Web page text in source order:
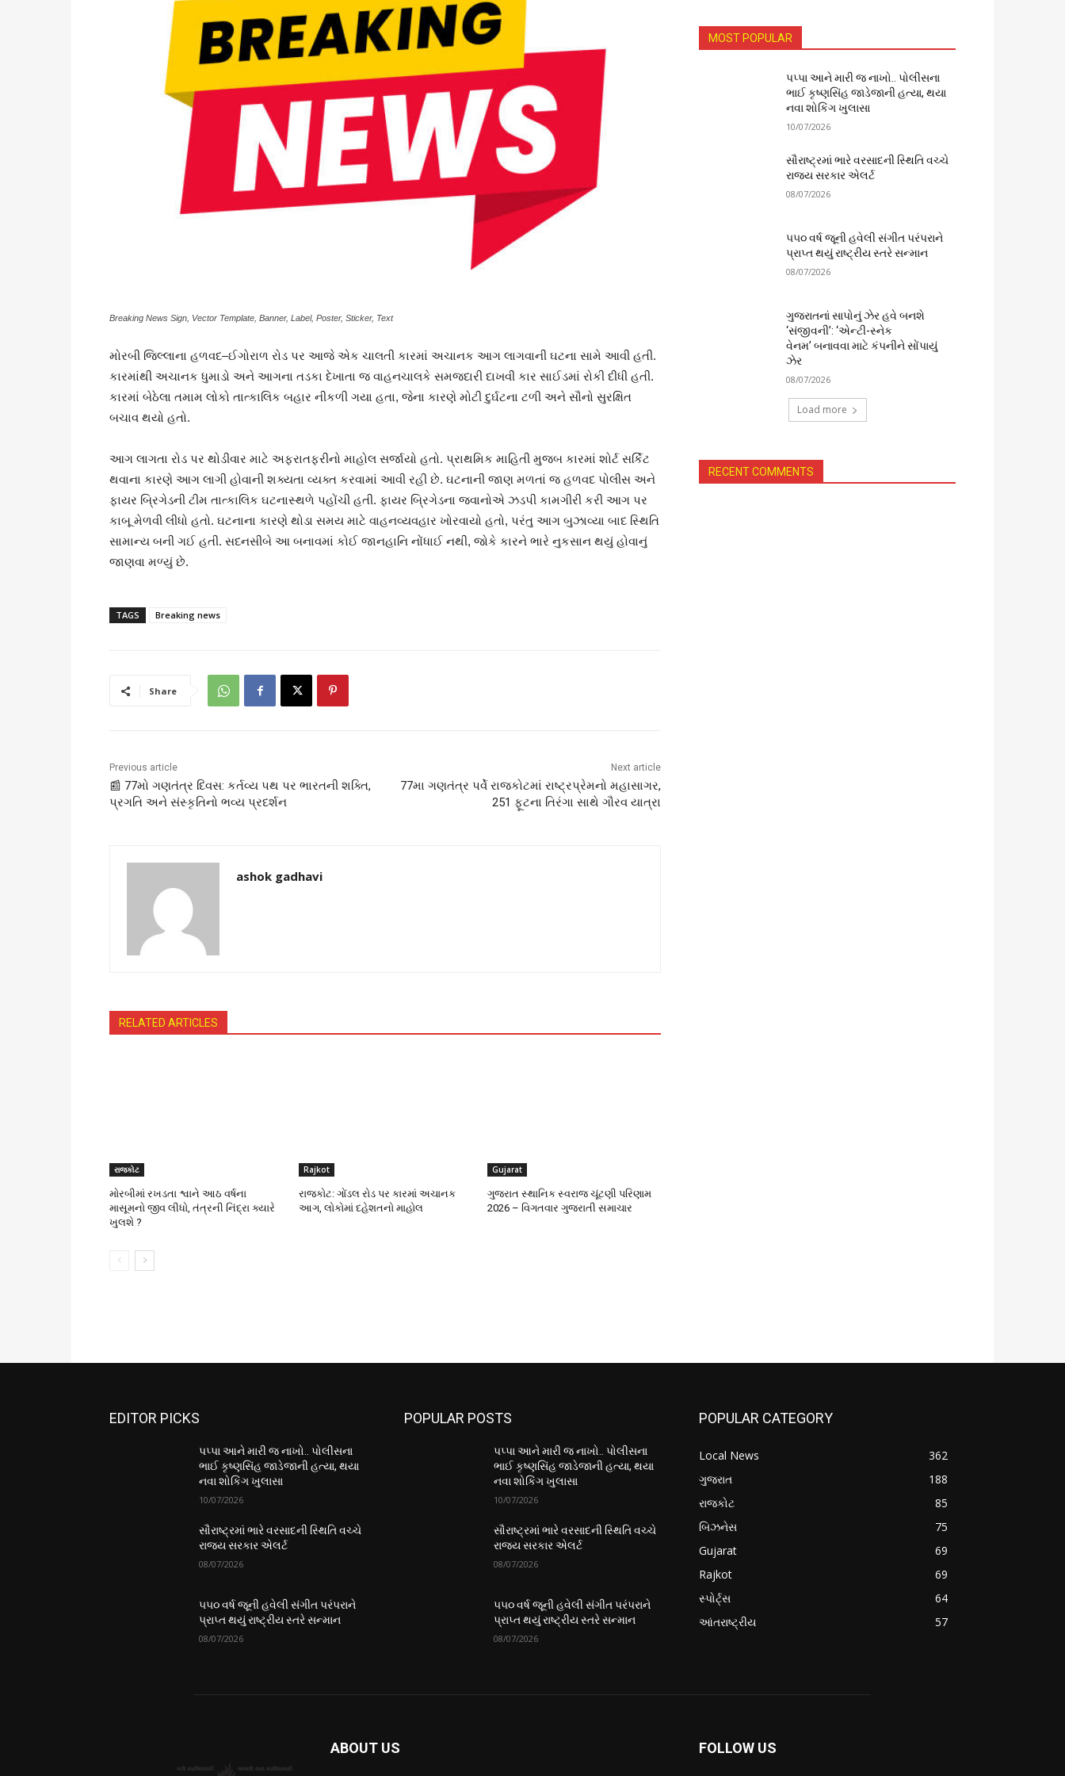
Breaking News Sign, Vector Template, Banner, Label, Poster, Sticker, Text
મોરબી જિલ્લાના હળવદ–ઈગોરાળ રોડ પર આજે એક ચાલતી કારમાં અચાનક આગ લાગવાની ઘટના સામે આવી હતી.
કારમાંથી અચાનક ધુમાડો અને આગના તડકા દેખાતા જ વાહનચાલકે સમજદારી દાખવી કાર સાઈડમાં રોકી દીધી હતી.
કારમાં બેઠેલા તમામ લોકો તાત્કાલિક બહાર નીકળી ગયા હતા, જેના કારણે મોટી દુર્ઘટના ટળી અને સૌનો સુરક્ષિત
બચાવ થયો હતો.
આગ લાગતા રોડ પર થોડીવાર માટે અફરાતફરીનો માહોલ સર્જાયો હતો. પ્રાથમિક માહિતી મુજબ કારમાં શોર્ટ સર્કિટ
થવાના કારણે આગ લાગી હોવાની શક્યતા વ્યક્ત કરવામાં આવી રહી છે. ઘટનાની જાણ મળતાં જ હળવદ પોલીસ અને
ફાયર બ્રિગેડની ટીમ તાત્કાલિક ઘટનાસ્થળે પહોંચી હતી. ફાયર બ્રિગેડના જવાનોએ ઝડપી કામગીરી કરી આગ પર
કાબૂ મેળવી લીધો હતો. ઘટનાના કારણે થોડા સમય માટે વાહનવ્યવહાર ખોરવાયો હતો, પરંતુ આગ બુઝાવ્યા બાદ સ્થિતિ
સામાન્ય બની ગઈ હતી. સદનસીબે આ બનાવમાં કોઈ જાનહાનિ નોંધાઈ નથી, જોકે કારને ભારે નુકસાન થયું હોવાનું
જાણવા મળ્યું છે.
TAGS Breaking news
Share
Previous article
📰 77મો ગણતંત્ર દિવસ: કર્તવ્ય પથ પર ભારતની શક્તિ,
પ્રગતિ અને સંસ્કૃતિનો ભવ્ય પ્રદર્શન
Next article
77મા ગણતંત્ર પર્વે રાજકોટમાં રાષ્ટ્રપ્રેમનો મહાસાગર,
251 ફૂટના તિરંગા સાથે ગૌરવ યાત્રા
ashok gadhavi
RELATED ARTICLES
રાજકોટ
મોરબીમાં રખડતા શ્વાને આઠ વર્ષના
માસૂમનો જીવ લીધો, તંત્રની નિંદ્રા ક્યારે
ખુલશે ?
Rajkot
રાજકોટ: ગોંડલ રોડ પર કારમાં અચાનક
આગ, લોકોમાં દહેશતનો માહોલ
Gujarat
ગુજરાત સ્થાનિક સ્વરાજ ચૂંટણી પરિણામ
2026 – વિગતવાર ગુજરાતી સમાચાર
MOST POPULAR
પપ્પા આને મારી જ નાખો.. પોલીસના
ભાઈ કૃષ્ણસિંહ જાડેજાની હત્યા, થયા
નવા શોકિંગ ખુલાસા
10/07/2026
સૌરાષ્ટ્રમાં ભારે વરસાદની સ્થિતિ વચ્ચે
રાજ્ય સરકાર એલર્ટ
08/07/2026
૫૫૦ વર્ષ જૂની હવેલી સંગીત પરંપરાને
પ્રાપ્ત થયું રાષ્ટ્રીય સ્તરે સન્માન
08/07/2026
ગુજરાતનાં સાપોનું ઝેર હવે બનશે
‘સંજીવની’: ‘એન્ટી-સ્નેક
વેનમ’ બનાવવા માટે કંપનીને સોંપાયું
ઝેર
08/07/2026
Load more
RECENT COMMENTS
EDITOR PICKS
પપ્પા આને મારી જ નાખો.. પોલીસના
ભાઈ કૃષ્ણસિંહ જાડેજાની હત્યા, થયા
નવા શોકિંગ ખુલાસા
10/07/2026
સૌરાષ્ટ્રમાં ભારે વરસાદની સ્થિતિ વચ્ચે
રાજ્ય સરકાર એલર્ટ
08/07/2026
૫૫૦ વર્ષ જૂની હવેલી સંગીત પરંપરાને
પ્રાપ્ત થયું રાષ્ટ્રીય સ્તરે સન્માન
08/07/2026
POPULAR POSTS
પપ્પા આને મારી જ નાખો.. પોલીસના
ભાઈ કૃષ્ણસિંહ જાડેજાની હત્યા, થયા
નવા શોકિંગ ખુલાસા
10/07/2026
સૌરાષ્ટ્રમાં ભારે વરસાદની સ્થિતિ વચ્ચે
રાજ્ય સરકાર એલર્ટ
08/07/2026
૫૫૦ વર્ષ જૂની હવેલી સંગીત પરંપરાને
પ્રાપ્ત થયું રાષ્ટ્રીય સ્તરે સન્માન
08/07/2026
POPULAR CATEGORY
Local News
362
ગુજરાત
188
રાજકોટ
85
બિઝનેસ
75
Gujarat
69
Rajkot
69
સ્પોર્ટ્સ
64
આંતરાષ્ટ્રીય
57
ABOUT US FOLLOW US